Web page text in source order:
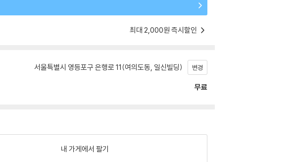
최대 2,000원 즉시할인
서울특별시 영등포구 은행로 11(여의도동, 일신빌딩) 변경
무료
내 가게에서 팔기